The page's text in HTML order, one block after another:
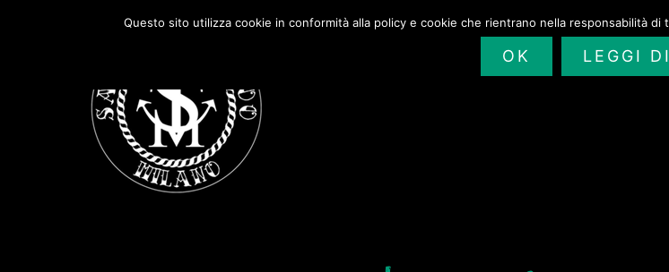
SAILORS
Questo sito utilizza cookie in conformità alla policy e cookie che rientrano nella responsabilità
OK LEGGI